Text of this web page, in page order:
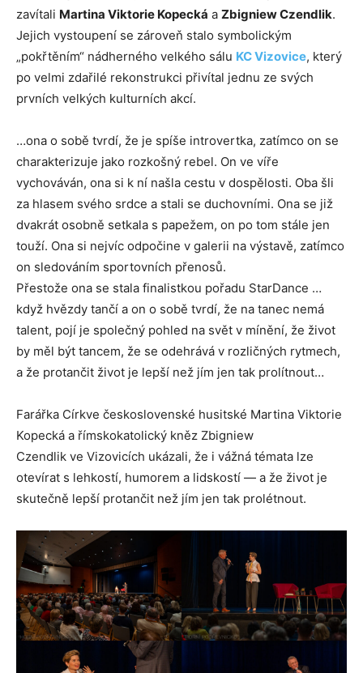
zavítali Martina Viktorie Kopecká a Zbigniew Czendlik.
Jejich vystoupení se zároveň stalo symbolickým
„pokřtěním“ nádherného velkého sálu KC Vizovice, který
po velmi zdařilé rekonstrukci přivítal jednu ze svých
prvních velkých kulturních akcí.
…ona o sobě tvrdí, že je spíše introvertka, zatímco on se
charakterizuje jako rozkošný rebel. On ve víře
vychováván, ona si k ní našla cestu v dospělosti. Oba šli
za hlasem svého srdce a stali se duchovními. Ona se již
dvakrát osobně setkala s papežem, on po tom stále jen
touží. Ona si nejvíc odpočine v galerii na výstavě, zatímco
on sledováním sportovních přenosů.
Přestože ona se stala finalistkou pořadu StarDance …
když hvězdy tančí a on o sobě tvrdí, že na tanec nemá
talent, pojí je společný pohled na svět v mínění, že život
by měl být tancem, že se odehrává v rozličných rytmech,
a že protančit život je lepší než jím jen tak prolítnout…
Farářka Církve československé husitské Martina Viktorie
Kopecká a římskokatolický kněz Zbigniew
Czendlik ve Vizovicích ukázali, že i vážná témata lze
otevírat s lehkostí, humorem a lidskostí — a že život je
skutečně lepší protančit než jím jen tak prolétnout.